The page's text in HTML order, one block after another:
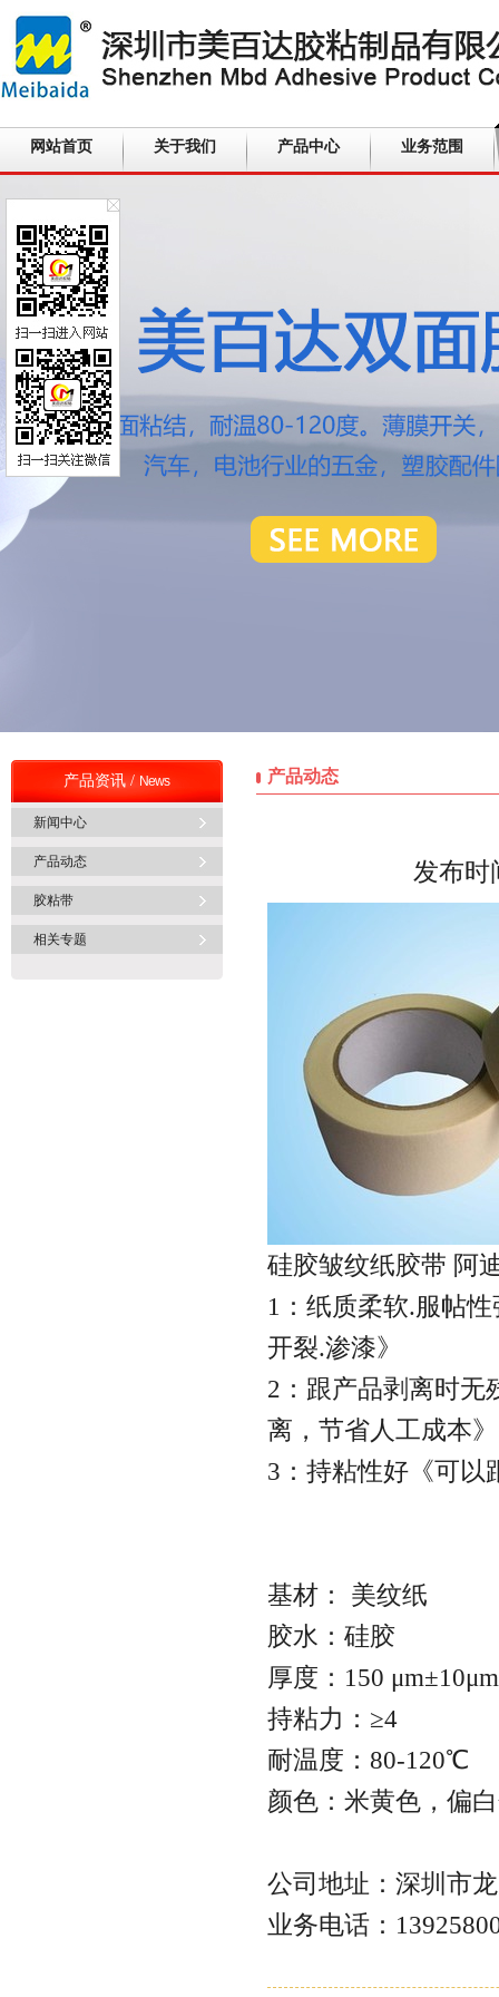
网站首页 关于我们 产品中心 业务范围
产品资讯 / News
新闻中心
产品动态
胶粘带
相关专题
产品动态
发布时
硅胶皱纹纸胶带 阿
1：纸质柔软.服帖
开裂.渗漆》
2：跟产品剥离时无
离，节省人工成本》
3：持粘性好《可以
基材： 美纹纸
胶水：硅胶
厚度：150
持粘力：≥4
耐温度：80-120℃
颜色：米黄色，偏
公司地址：深圳市
业务电话：